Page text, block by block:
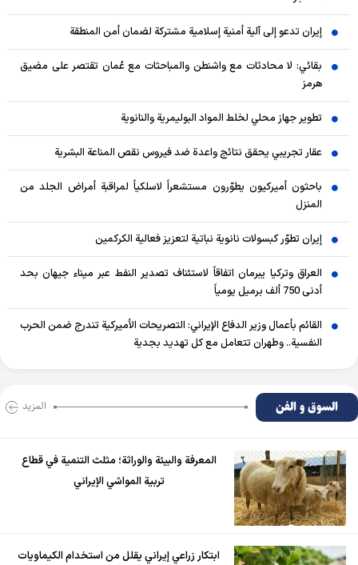
إيران تدعو إلى آلية أمنية إسلامية مشتركة لضمان أمن المنطقة
بقائي: لا محادثات مع واشنطن والمباحثات مع عُمان تقتصر على مضيق
هرمز
تطوير جهاز محلي لخلط المواد البوليمرية والنانوية
عقار تجريبي يحقق نتائج واعدة ضد فيروس نقص المناعة البشرية
باحثون أميركيون يطوّرون مستشعراً لاسلكياً لمراقبة أمراض الجلد من
المنزل
إيران تطوّر كبسولات نانوية نباتية لتعزيز فعالية الكركمين
العراق وتركيا يبرمان اتفاقاً لاستئناف تصدير النفط عبر ميناء جيهان بحد
أدنى 750 ألف برميل يومياً
القائم بأعمال وزير الدفاع الإيراني: التصريحات الأميركية تندرج ضمن الحرب
النفسية.. وطهران تتعامل مع كل تهديد بجدية
السوق و الفن المزید
المعرفة والبيئة والوراثة؛ مثلث التنمية في قطاع
تربية المواشي الإيراني
ابتكار زراعي إيراني يقلل من استخدام الكيماويات